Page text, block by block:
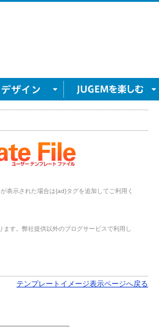
表示された場合は{ad}タグを追加してご利用く
す。弊社提供以外のブログサービスで利用し
テンプレートイメージ表示ページへ戻る